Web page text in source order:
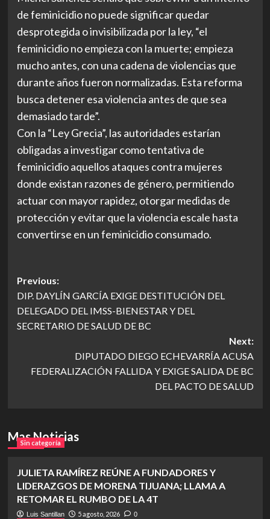
de feminicidio no puede significar quedar
desprotegida o invisibilizada por la ley, “el
feminicidio no empieza con la muerte; empieza
mucho antes, con una cadena de violencias que
durante años fueron normalizadas. Esta reforma
busca detener esa violencia antes de que sea
demasiado tarde”.
Con la “Ley Grecia”, las autoridades estarían
obligadas a investigar como tentativa de
feminicidio aquellos ataques contra mujeres
donde existan razones de género, permitiendo
actuar con mayor rapidez, otorgar medidas de
protección y evitar que la violencia escale hasta
convertirse en un feminicidio consumado.
Post
navigation
Previous:
DIP. DAYLÍN GARCÍA EXIGE DESTITUCIÓN DEL
DELEGADO DEL IMSS-BIENESTAR Y DEL
SECRETARIO DE SALUD DE BC
Next:
DIPUTADO DIEGO ECHEVARRÍA ACUSA
FEDERALIZACIÓN FALLIDA Y EXIGE SALIDA DE BC
DEL PACTO DE SALUD
Mas Noticias
Sin categoría
JULIETA RAMÍREZ REÚNE A FUNDADORES Y
LIDERAZGOS DE MORENA TIJUANA; LLAMA A
RETOMAR EL RUMBO DE LA 4T
Luis Santillan 5 agosto, 2026 0